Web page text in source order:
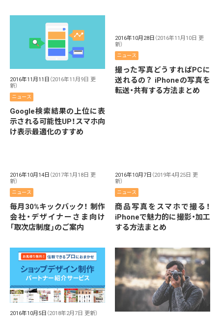
2016年11月11日 （2016年11月9日 更
新）
ニュース
Google検索結果の上位に表
示される可能性UP！スマホ向
け表示最適化のすすめ
2016年10月28日 （2016年11月10日 更
新）
ニュース
撮った写真どうすればPCに
送れるの？ iPhoneの写真を
転送・共有する方法まとめ
2016年10月14日 （2017年1月18日 更
新）
ニュース
毎月30%キックバック！ 制作
会社・デザイナーさま向け
「取次店制度」のご案内
2016年10月7日 （2019年4月25日 更
新）
ニュース
商品写真をスマホで撮る！
iPhoneで魅力的に撮影・加工
する方法まとめ
2016年10月5日 （2018年2月7日 更新）